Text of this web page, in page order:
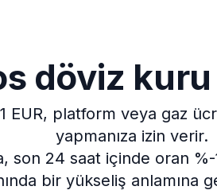
döviz
EUR, platform veya gaz
yapmanıza izin verir.
son 24 saat içinde oran
bir yükseliş anlamına